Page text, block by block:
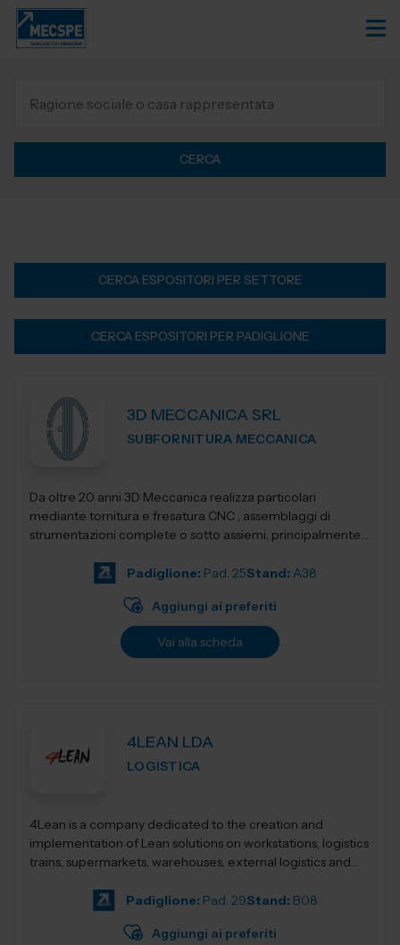
CERCA
CERCA ESPOSITORI PER SETTORE
CERCA ESPOSITORI PER PADIGLIONE
3D MECCANICA SRL
SUBFORNITURA MECCANICA
Da oltre 20 anni 3D Meccanica realizza particolari
mediante tornitura e fresatura CNC , assemblaggi di
strumentazioni complete o sotto assiemi, principalmente
Padiglione: Pad. 25Stand: A38
Aggiungi ai preferiti
Vai alla scheda
4LEAN LDA
LOGISTICA
4Lean is a company dedicated to the creation and
implementation of Lean solutions on workstations, logistics
trains, supermarkets, warehouses, external logistics and
Padiglione: Pad. 29Stand: B08
Aggiungi ai preferiti